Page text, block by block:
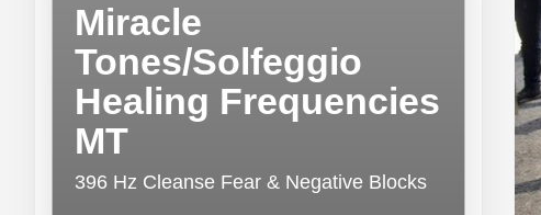
Miracle
Tones/Solfeggio
Healing Frequencies
MT
396 Hz Cleanse Fear & Negative Blocks